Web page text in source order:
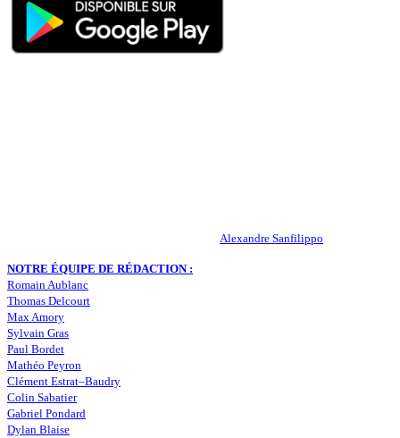
Alexandre Sanfilippo
NOTRE ÉQUIPE DE RÉDACTION :
Romain Aublanc
Thomas Delcourt
Max Amory
Sylvain Gras
Paul Bordet
Mathéo Peyron
Clément Estrat–Baudry
Colin Sabatier
Gabriel Pondard
Dylan Blaise